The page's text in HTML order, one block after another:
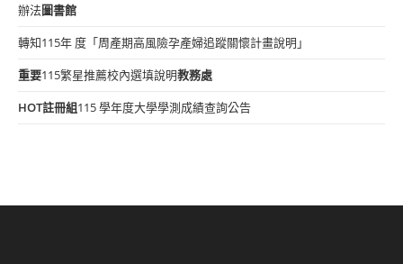
辦法圖書館
轉知115年 度「周產期高風險孕產婦追蹤關懷計畫說明」
重要115繁星推薦校內選填說明教務處
HOT註冊組115 學年度大學學測成績查詢公告